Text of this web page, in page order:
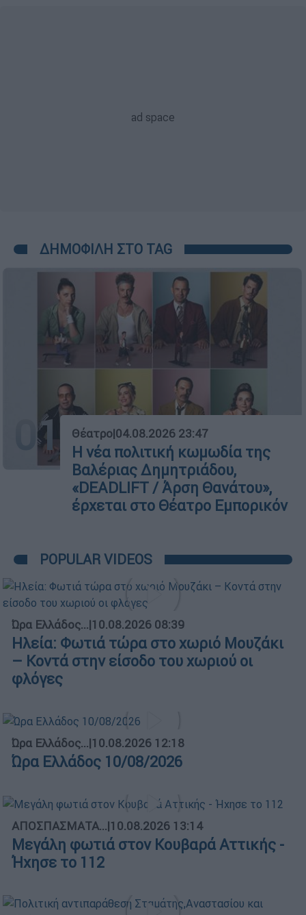
ΔΗΜΟΦΙΛΗ ΣΤΟ TAG
01 Θέατρο|04.08.2026 23:47
Η νέα πολιτική κωμωδία της
Βαλέριας Δημητριάδου,
«DEADLIFT / Άρση Θανάτου»,
έρχεται στο Θέατρο Εμπορικόν
POPULAR VIDEOS
Ώρα Ελλάδος...|10.08.2026 08:39
Ηλεία: Φωτιά τώρα στο χωριό Μουζάκι
– Κοντά στην είσοδο του χωριού οι
φλόγες
Ώρα Ελλάδος...|10.08.2026 12:18
Ώρα Ελλάδος 10/08/2026
ΑΠΟΣΠΑΣΜΑΤΑ...|10.08.2026 13:14
Μεγάλη φωτιά στον Κουβαρά Αττικής -
Ήχησε το 112